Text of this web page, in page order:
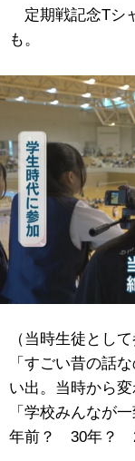
定期戦記念Tシ
も。
（当時生徒として
「すごい昔の話
い出。当時から
「学校みんなが
年前？ 30年？